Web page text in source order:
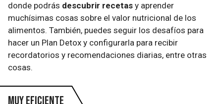
donde podrás descubrir recetas y aprender
muchísimas cosas sobre el valor nutricional de los
alimentos. También, puedes seguir los desafíos para
hacer un Plan Detox y configurarla para recibir
recordatorios y recomendaciones diarias, entre otras
cosas.
Muy eficiente